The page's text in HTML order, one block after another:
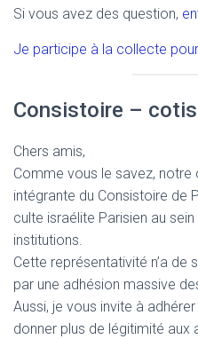
Si vous avez des question,
Je participe à la collecte
Consistoire –
Chers amis,
Comme vous le savez,
intégrante du Consistoire de
culte israélite Parisien au
institutions.
Cette représentativité n’a de
par une adhésion massive
Aussi, je vous invite à
donner plus de légitimité aux